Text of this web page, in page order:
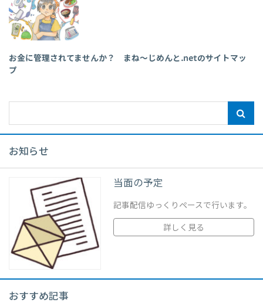
お金に管理されてませんか？ まね～じめんと.netのサイトマッ
プ
お知らせ
当面の予定
記事配信ゆっくりペースで行います。
詳しく見る
おすすめ記事